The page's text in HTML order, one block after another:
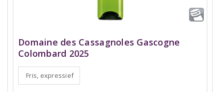
Domaine des Cassagnoles Gascogne
Colombard 2025
Fris, expressief